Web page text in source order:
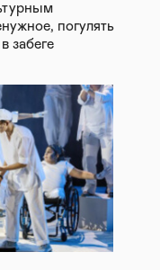
погулять
забеге